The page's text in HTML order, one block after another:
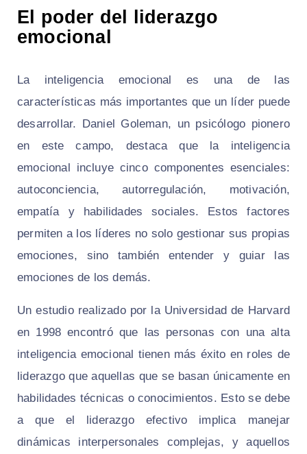
El poder del liderazgo
emocional
La inteligencia emocional es una de las
características más importantes que un líder puede
desarrollar. Daniel Goleman, un psicólogo pionero
en este campo, destaca que la inteligencia
emocional incluye cinco componentes esenciales:
autoconciencia, autorregulación, motivación,
empatía y habilidades sociales. Estos factores
permiten a los líderes no solo gestionar sus propias
emociones, sino también entender y guiar las
emociones de los demás.
Un estudio realizado por la Universidad de Harvard
en 1998 encontró que las personas con una alta
inteligencia emocional tienen más éxito en roles de
liderazgo que aquellas que se basan únicamente en
habilidades técnicas o conocimientos. Esto se debe
a que el liderazgo efectivo implica manejar
dinámicas interpersonales complejas, y aquellos